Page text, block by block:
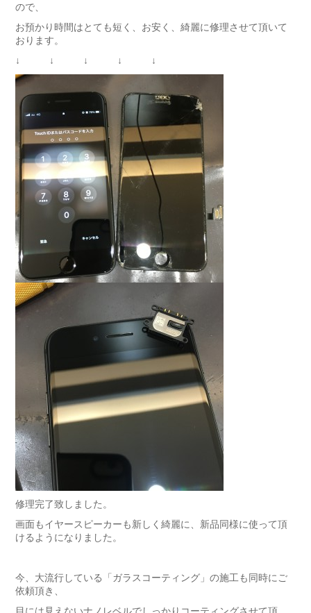
ので、
お預かり時間はとても短く、お安く、綺麗に修理させて頂いて
おります。
↓ ↓ ↓ ↓ ↓
修理完了致しました。
画面もイヤースピーカーも新しく綺麗に、新品同様に使って頂
けるようになりました。
今、大流行している「ガラスコーティング」の施工も同時にご
依頼頂き、